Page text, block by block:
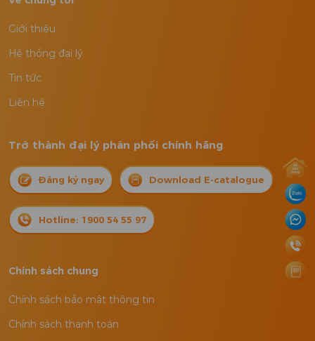
Giới thiệu
Hệ thống đại lý
Tin tức
Liên hệ
Trở thành đại lý phân phối chính hãng
Đăng ký ngay Download E-catalogue
Hotline: 1900 54 55 97
Chính sách chung
Chính sách bảo mật thông tin
Chính sách thanh toán